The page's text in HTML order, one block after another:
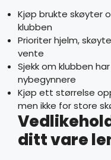
Kjøp brukte skøyter
klubben
Prioriter hjelm,
vente
Sjekk om klubben
nybegynnere
Kjøp ett størrelse
men ikke for store
ditt vare